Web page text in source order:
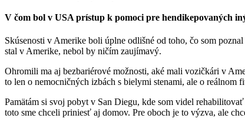
V čom bol v USA prístup k pomoci pre hendikepovaných
Skúsenosti v Amerike boli úplne odlišné od toho, čo som
stal v Amerike, nebol by ničím zaujímavý.
Ohromili ma aj bezbariérové možnosti, aké mali vozičkári v
to len o nemocničných izbách s bielymi stenami, ale o reálnom
Pamätám si svoj pobyt v San Diegu, kde som videl
toto sme chceli priniesť aj domov. Pre oboch je to výzva, ale